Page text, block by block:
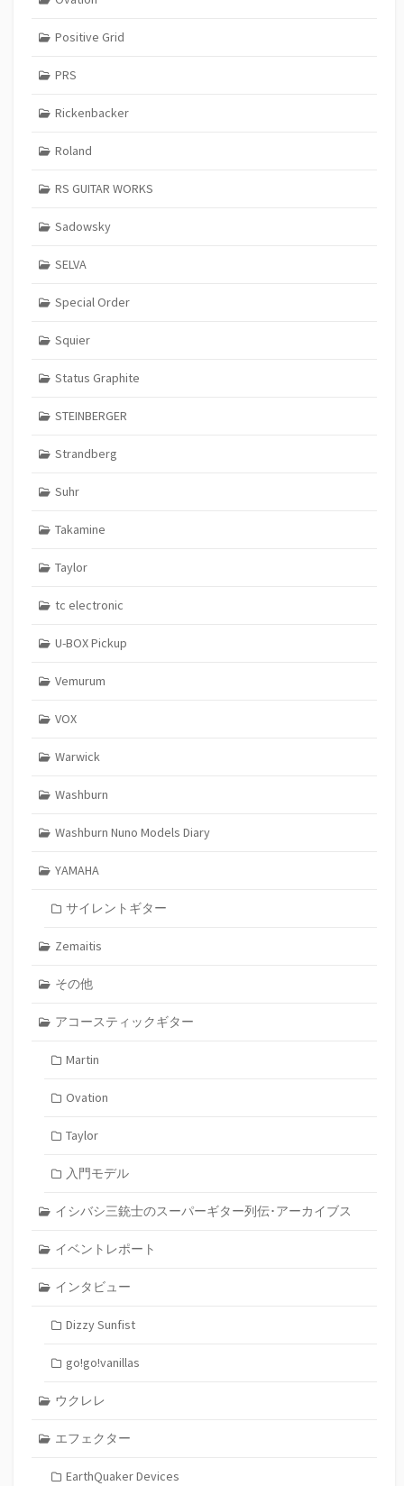
Positive Grid
PRS
Rickenbacker
Roland
RS GUITAR WORKS
Sadowsky
SELVA
Special Order
Squier
Status Graphite
STEINBERGER
Strandberg
Suhr
Takamine
Taylor
tc electronic
U-BOX Pickup
Vemurum
VOX
Warwick
Washburn
Washburn Nuno Models Diary
YAMAHA
サイレントギター
Zemaitis
その他
アコースティックギター
Martin
Ovation
Taylor
入門モデル
イシバシ三銃士のスーパーギター列伝･アーカイブス
イベントレポート
インタビュー
Dizzy Sunfist
go!go!vanillas
ウクレレ
エフェクター
EarthQuaker Devices